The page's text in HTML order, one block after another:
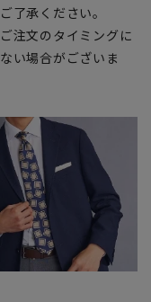
了承ください。
注文のタイミングに
い場合がございま